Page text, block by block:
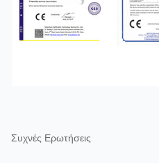
Συχνές Ερωτήσεις